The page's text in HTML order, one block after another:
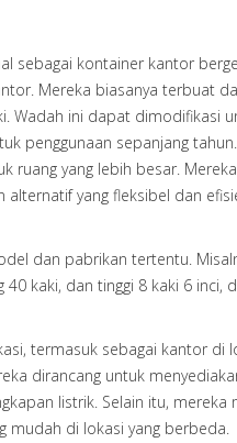
sebagai kontainer kantor
Mereka biasanya terbuat
Wadah ini dapat dimodifikasi
penggunaan sepanjang
yang lebih besar.
yang fleksibel dan
dan pabrikan tertentu.
kaki, dan tinggi 8 kaki 6 inci,
termasuk sebagai kantor di
dirancang untuk
listrik. Selain itu,
mudah di lokasi yang berbeda.